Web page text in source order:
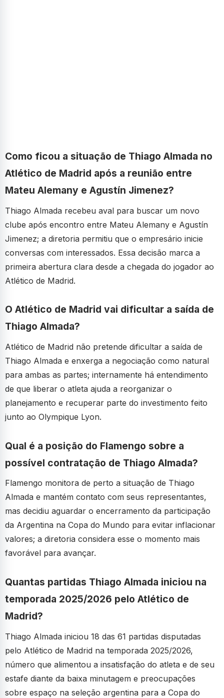
Como ficou a situação de Thiago Almada no
Atlético de Madrid após a reunião entre
Mateu Alemany e Agustín Jimenez?
Thiago Almada recebeu aval para buscar um novo
clube após encontro entre Mateu Alemany e Agustín
Jimenez; a diretoria permitiu que o empresário inicie
conversas com interessados. Essa decisão marca a
primeira abertura clara desde a chegada do jogador ao
Atlético de Madrid.
O Atlético de Madrid vai dificultar a saída de
Thiago Almada?
Atlético de Madrid não pretende dificultar a saída de
Thiago Almada e enxerga a negociação como natural
para ambas as partes; internamente há entendimento
de que liberar o atleta ajuda a reorganizar o
planejamento e recuperar parte do investimento feito
junto ao Olympique Lyon.
Qual é a posição do Flamengo sobre a
possível contratação de Thiago Almada?
Flamengo monitora de perto a situação de Thiago
Almada e mantém contato com seus representantes,
mas decidiu aguardar o encerramento da participação
da Argentina na Copa do Mundo para evitar inflacionar
valores; a diretoria considera esse o momento mais
favorável para avançar.
Quantas partidas Thiago Almada iniciou na
temporada 2025/2026 pelo Atlético de
Madrid?
Thiago Almada iniciou 18 das 61 partidas disputadas
pelo Atlético de Madrid na temporada 2025/2026,
número que alimentou a insatisfação do atleta e de seu
estafe diante da baixa minutagem e preocupações
sobre espaço na seleção argentina para a Copa do